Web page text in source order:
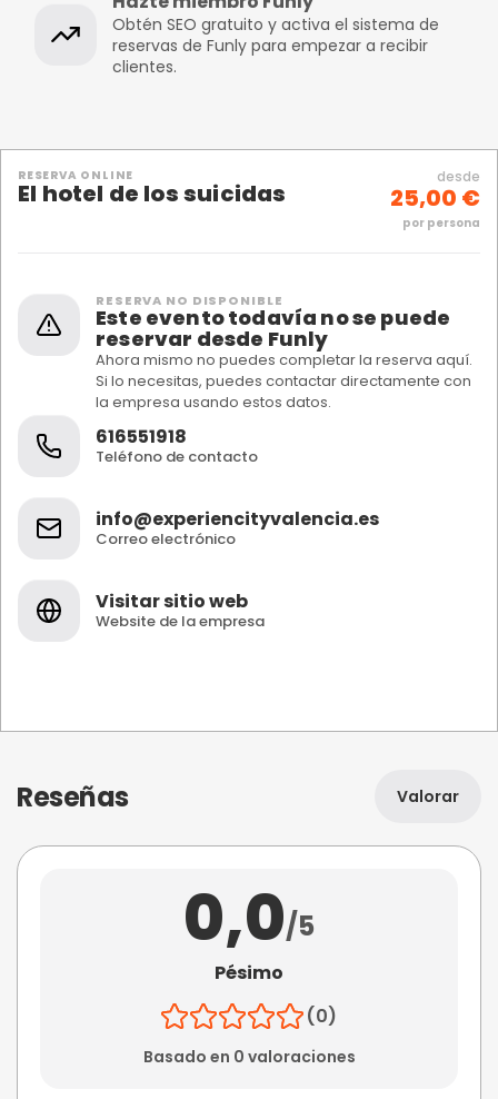
Obtén SEO gratuito y activa el sistema de
reservas de Funly para empezar a recibir
clientes.
RESERVA ONLINE
El hotel de los suicidas
desde
25,00 €
por persona
RESERVA NO DISPONIBLE
Este evento todavía no se puede
reservar desde Funly
Ahora mismo no puedes completar la reserva aquí.
Si lo necesitas, puedes contactar directamente con
la empresa usando estos datos.
616551918
Teléfono de contacto
info@experiencityvalencia.es
Correo electrónico
Visitar sitio web
Website de la empresa
Reseñas Valorar
0,0/5
Pésimo
(0)
Basado en 0 valoraciones